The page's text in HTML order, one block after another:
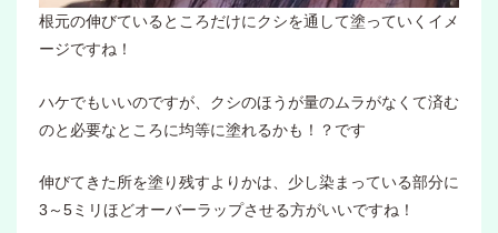
根元の伸びているところだけにクシを通して塗っていくイメ
ージですね！
ハケでもいいのですが、クシのほうが量のムラがなくて済む
のと必要なところに均等に塗れるかも！？です
伸びてきた所を塗り残すよりかは、少し染まっている部分に
3～5ミリほどオーバーラップさせる方がいいですね！